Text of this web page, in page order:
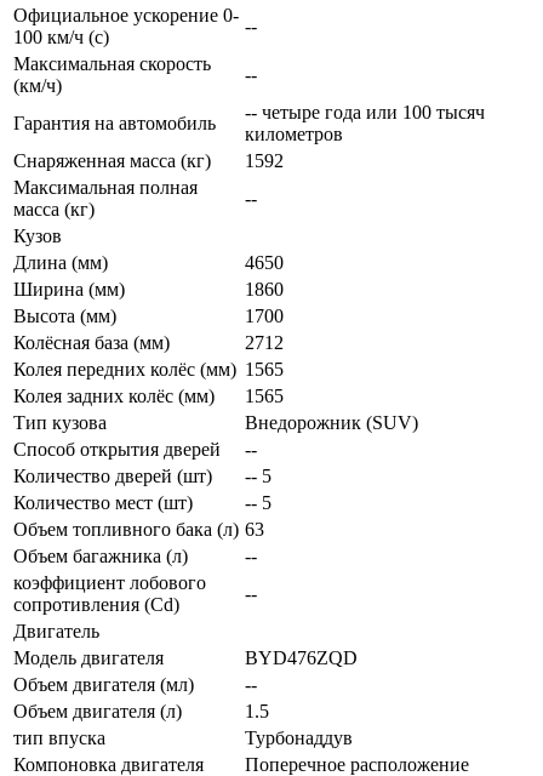
Официальное ускорение 0-
100 км/ч (с)
--
Максимальная скорость
(км/ч)
--
Гарантия на автомобиль
-- четыре года или 100 тысяч
километров
Снаряженная масса (кг)
1592
Максимальная полная
масса (кг)
--
Кузов
Длина (мм)
4650
Ширина (мм)
1860
Высота (мм)
1700
Колёсная база (мм)
2712
Колея передних колёс (мм) 1565
Колея задних колёс (мм)
1565
Тип кузова
Внедорожник (SUV)
Способ открытия дверей
--
Количество дверей (шт)
-- 5
Количество мест (шт)
-- 5
Объем топливного бака (л) 63
Объем багажника (л)
--
коэффициент лобового
сопротивления (Cd)
--
Двигатель
Модель двигателя
BYD476ZQD
Объем двигателя (мл)
--
Объем двигателя (л)
1.5
тип впуска
Турбонаддув
Компоновка двигателя
Поперечное расположение